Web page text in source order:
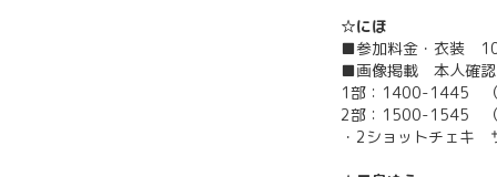
☆にほ
■参加料金・衣装
■画像掲載 本人確認
1部：1400-1445 （
2部：1500-1545 （
・2ショットチェキ